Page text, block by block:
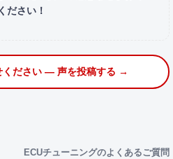
ださい！
ください — 声を投稿する →
ECUチューニングのよくあるご質問